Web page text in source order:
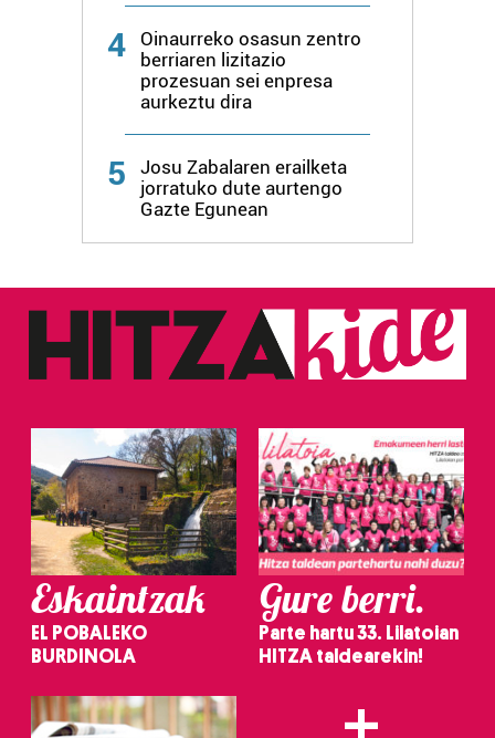
4
Oinaurreko osasun zentro
berriaren lizitazio
prozesuan sei enpresa
aurkeztu dira
5
Josu Zabalaren erailketa
jorratuko dute aurtengo
Gazte Egunean
Eskaintzak
EL POBALEKO
BURDINOLA
Gure berri.
Parte hartu 33. Lilatoian
HITZA taldearekin!